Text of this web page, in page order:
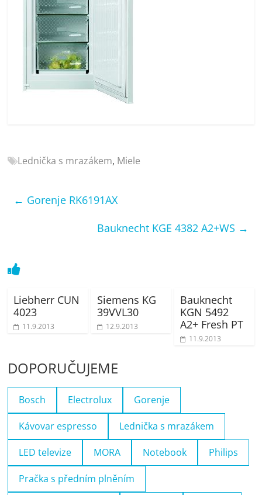
recenze,
pračky,
televize,
notebooky,
mobilní
telefony,
Lednička s mrazákem, Miele
← Gorenje RK6191AX
Bauknecht KGE 4382 A2+WS →
Liebherr CUN
4023
11.9.2013
Siemens KG
39VVL30
12.9.2013
Bauknecht
KGN 5492
A2+ Fresh PT
11.9.2013
DOPORUČUJEME
Bosch Electrolux Gorenje
Kávovar espresso Lednička s mrazákem
LED televize MORA Notebook Philips
Pračka s předním plněním